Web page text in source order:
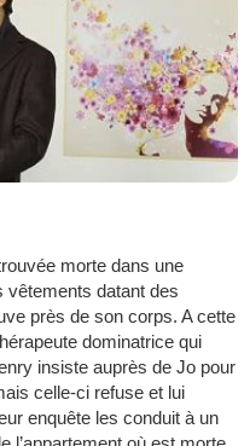
morte dans une
vêtements datant des
près de son corps. A cette
dominatrice qui
insiste auprès de Jo pour
celle-ci refuse et lui
enquête les conduit à un